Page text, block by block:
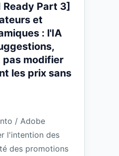
Part 3]
et
: l'IA
pas modifier
les prix sans
/ Adobe
l'intention des
des promotions